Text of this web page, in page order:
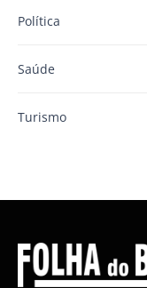
Política
Saúde
Turismo